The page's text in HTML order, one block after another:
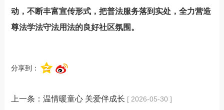
动，不断丰富宣传形式，把普法服务落到实处，全力营造
尊法学法守法用法的良好社区氛围。
分享到：
上一条： 温情暖童心 关爱伴成长 [ 2026-05-30 ]